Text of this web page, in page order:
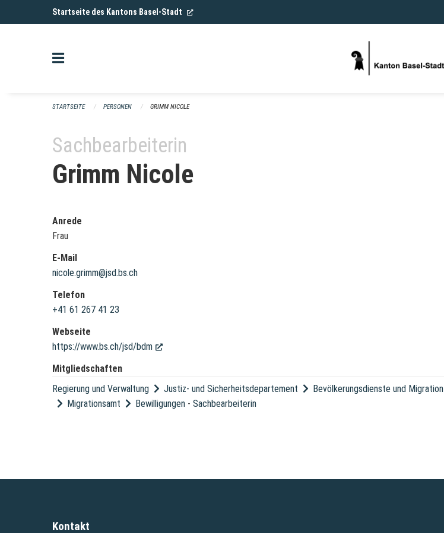
Navigation überspringenStartseite des Kantons Basel-Stadt (External Link)
STARTSEITE PERSONEN GRIMM NICOLE
Sachbearbeiterin
Grimm Nicole
Anrede
Frau
E-Mail
nicole.grimm@jsd.bs.ch
Telefon
+41 61 267 41 23
Webseite
https://www.bs.ch/jsd/bdm
(External Link)
Mitgliedschaften
Regierung und Verwaltung
Justiz- und Sicherheitsdepartement
Bevölkerungsdienste und Migration
Migrationsamt
Bewilligungen -Sachbearbeiterin
Kontakt